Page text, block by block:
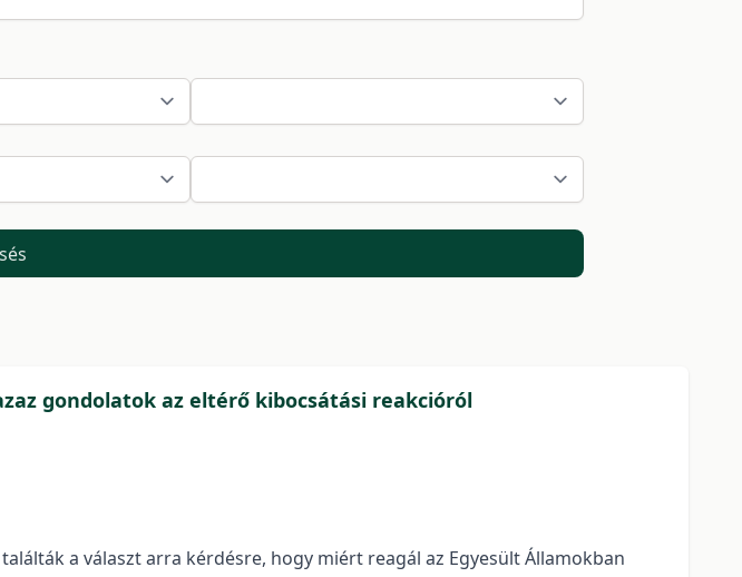
gondolatok az eltérő kibocsátási reakcióról
a választ arra kérdésre, hogy miért reagál az Egyesült Államokban